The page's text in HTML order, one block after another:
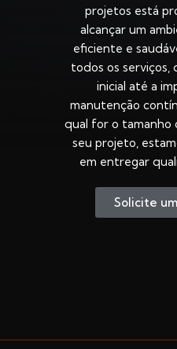
projetos está
alcançar um
eficiente e
todos os serviços,
inicial até a
manutenção
qual for o tamanho
seu projeto,
em entregar
Solicite